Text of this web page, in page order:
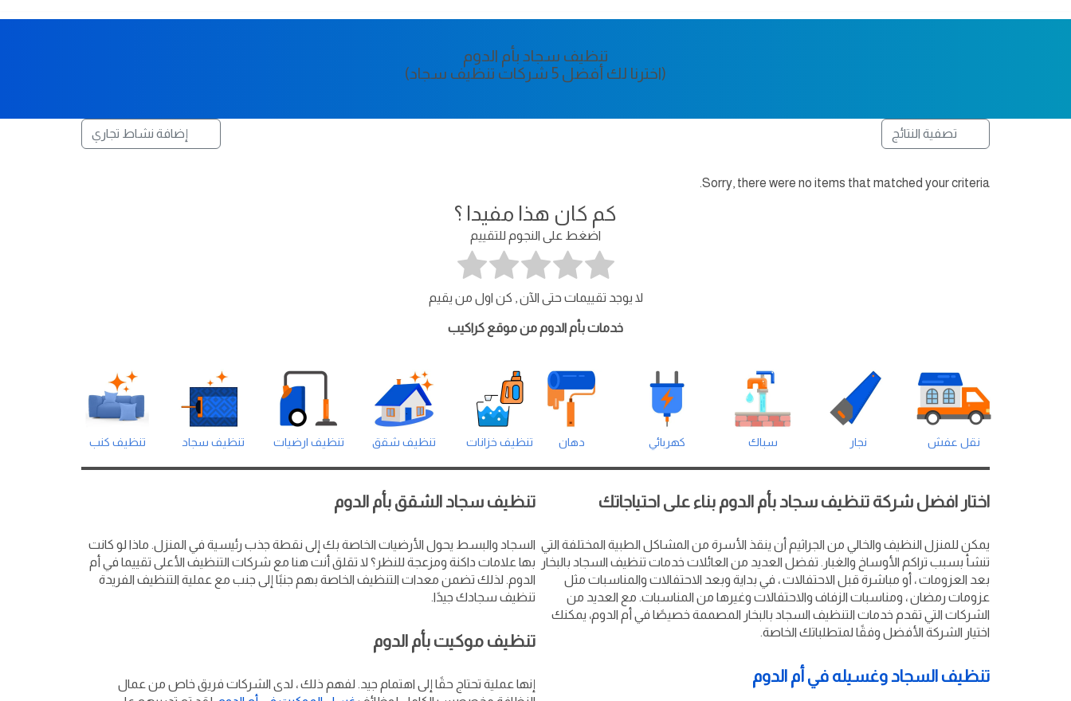
تنظيف سجاد بأم الدوم
(اخترنا لك أفضل 5 شركات تنظيف سجاد)
تصفية النتائج إضافة نشاط تجاري
Sorry, there were no items that matched your criteria.
كم كان هذا مفيدا ؟
اضغط على النجوم للتقييم
لا يوجد تقييمات حتى الآن , كن اول من يقيم
خدمات بأم الدوم من موقع كراكيب
نقل عفش نجار سباك كهربائي دهان تنظيف خزانات تنظيف شقق تنظيف ارضيات تنظيف سجاد تنظيف كنب
اختار افضل شركة تنظيف سجاد بأم الدوم بناء على احتياجاتك
يمكن للمنزل النظيف والخالي من الجراثيم أن ينقذ الأسرة من المشاكل الطبية المختلفة التي
تنشأ بسبب تراكم الأوساخ والغبار. تفضل العديد من العائلات خدمات تنظيف السجاد بالبخار
بعد العزومات ، أو مباشرة قبل الاحتفالات ، في بداية وبعد الاحتفالات والمناسبات مثل
عزومات رمضان ، ومناسبات الزفاف والاحتفالات وغيرها من المناسبات. مع العديد من
الشركات التي تقدم خدمات التنظيف السجاد بالبخار المصممة خصيصًا في أم الدوم، يمكنك
اختيار الشركة الأفضل وفقًا لمتطلباتك الخاصة.
تنظيف السجاد وغسيله في أم الدوم
تنظيف سجاد الشقق بأم الدوم
السجاد والبسط يحول الأرضيات الخاصة بك إلى نقطة جذب رئيسية في المنزل. ماذا لو كانت
بها علامات داكنة ومزعجة للنظر؟ لا تقلق أنت هنا مع شركات التنظيف الأعلى تقييما في أم
الدوم. لذلك تضمن معدات التنظيف الخاصة بهم جنبًا إلى جنب مع عملية التنظيف الفريدة
تنظيف سجادك جيدًا.
تنظيف موكيت بأم الدوم
إنها عملية تحتاج حقًا إلى اهتمام جيد. لفهم ذلك ، لدى الشركات فريق خاص من عمال